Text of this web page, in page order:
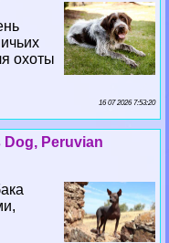
охоты
16 07 2026 7:53:20
Dog, Peruvian